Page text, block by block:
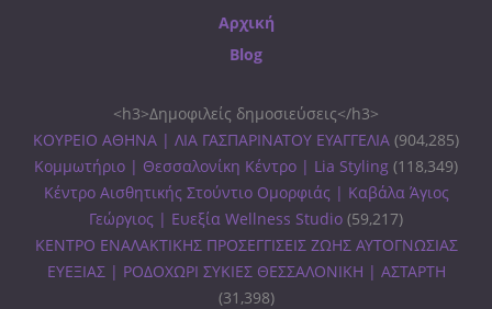
Αρχική
Blog
<h3>Δημοφιλείς δημοσιεύσεις</h3>
ΚΟΥΡΕΙΟ ΑΘΗΝΑ | ΛΙΑ ΓΑΣΠΑΡΙΝΑΤΟΥ ΕΥΑΓΓΕΛΙΑ (904,285)
Κομμωτήριο | Θεσσαλονίκη Κέντρο | Lia Styling (118,349)
Κέντρο Αισθητικής Στούντιο Ομορφιάς | Καβάλα Άγιος
Γεώργιος | Ευεξία Wellness Studio (59,217)
ΚΕΝΤΡΟ ΕΝΑΛΑΚΤΙΚΗΣ ΠΡΟΣΕΓΓΙΣΕΙΣ ΖΩΗΣ ΑΥΤΟΓΝΩΣΙΑΣ
ΕΥΕΞΙΑΣ | ΡΟΔΟΧΩΡΙ ΣΥΚΙΕΣ ΘΕΣΣΑΛΟΝΙΚΗ | ΑΣΤΑΡΤΗ
(31,398)